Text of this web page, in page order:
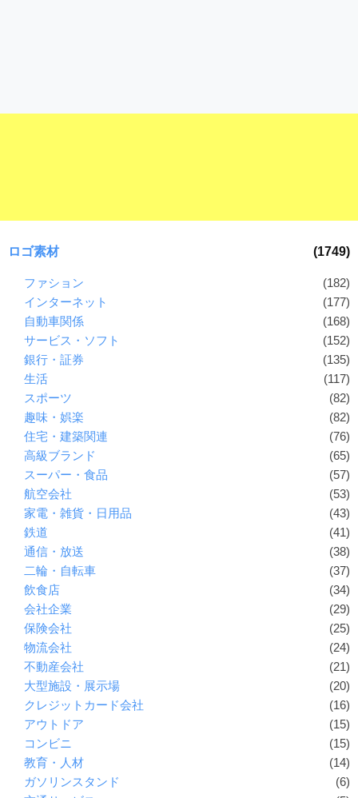
ロゴ素材 (1749)
ファション
(182)
インターネット
(177)
自動車関係
(168)
サービス・ソフト
(152)
銀行・証券
(135)
生活
(117)
スポーツ
(82)
趣味・娯楽
(82)
住宅・建築関連
(76)
高級ブランド
(65)
スーパー・食品
(57)
航空会社
(53)
家電・雑貨・日用品
(43)
鉄道
(41)
通信・放送
(38)
二輪・自転車
(37)
飲食店
(34)
会社企業
(29)
保険会社
(25)
物流会社
(24)
不動産会社
(21)
大型施設・展示場
(20)
クレジットカード会社
(16)
アウトドア
(15)
コンビニ
(15)
教育・人材
(14)
ガソリンスタンド
(6)